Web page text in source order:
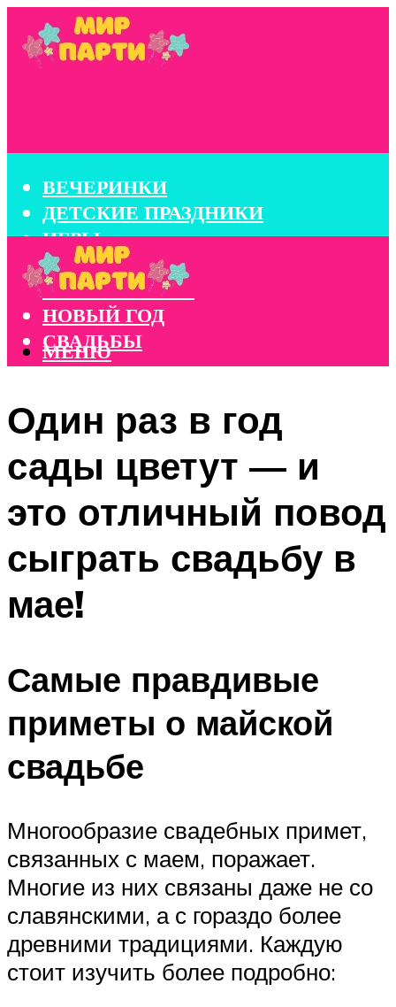
ВЕЧЕРИНКИ
ДЕТСКИЕ ПРАЗДНИКИ
ИГРЫ
КОНКУРСЫ
КОРПОРАТИВЫ
НОВЫЙ ГОД
СВАДЬБЫ
МЕНЮ
Один раз в год
сады цветут — и
это отличный повод
сыграть свадьбу в
мае!
Самые правдивые
приметы о майской
свадьбе
Многообразие свадебных примет,
связанных с маем, поражает.
Многие из них связаны даже не со
славянскими, а с гораздо более
древними традициями. Каждую
стоит изучить более подробно: